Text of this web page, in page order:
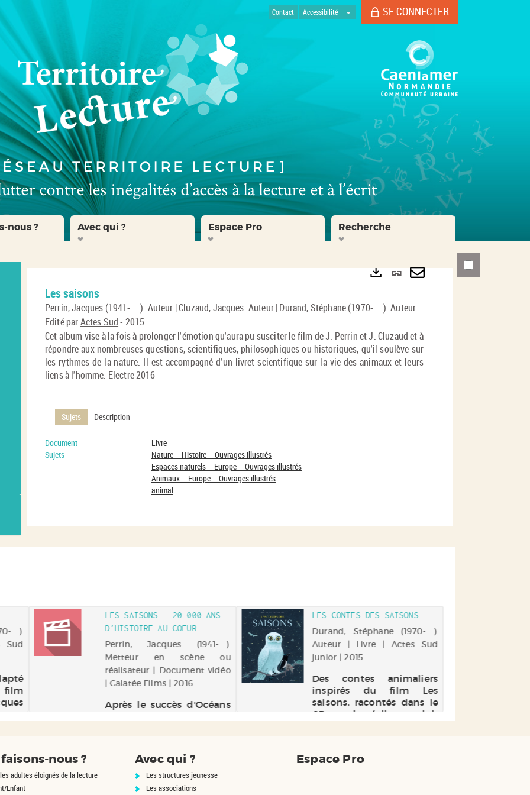
Contact Accessibilité SE CONNECTER
nous ? Avec qui ? Espace Pro Recherche
Les saisons
Perrin, Jacques (1941-....). Auteur |Cluzaud, Jacques. Auteur|Durand, Stéphane (1970-....). Auteur
Edité parActes Sud- 2015
Cet album vise à la fois à prolonger l'émotion qu'aura pu susciter le film de J. Perrin et J. Cluzaud et à
répondre aux nombreuses questions, scientifiques, philosophiques ou historiques, qu'il soulève sur
les rythmes de la nature. Il est accompagné d'un livret scientifique sur la vie des animaux et leurs
liens à l'homme. Electre 2016
Sujets Description
Document
Livre
Sujets
Nature -- Histoire -- Ouvrages illustrés
Espaces naturels -- Europe -- Ouvrages illustrés
Animaux -- Europe -- Ouvrages illustrés
animal
Lien
(Nouvelle
fenêtre)
mail
LES SAISONS : 20 000 ANS
D'HISTOIRE AU COEUR ...
Perrin, Jacques (1941-....).
Metteur en scène ou
réalisateur | Document vidéo
| Galatée Films | 2016
Après le succès d'Océans
au cœur des forêts
sauvages pour un sublime
voyage à travers le temps.
Ce film nous invite à
LES CONTES DES SAISONS
Durand, Stéphane (1970-....).
Auteur | Livre | Actes Sud
junior | 2015
Des contes animaliers
inspirés du film Les
saisons, racontés dans le
CD par le réalisateur lui-
européen durant 15.000
....).
Sud
film
ans
nous ?
adultes éloignés de la lecture
Enfant
Avec qui ?
Les structures jeunesse
Les associations
Espace Pro